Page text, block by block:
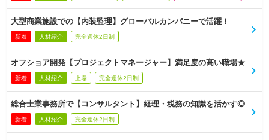
大型商業施設での【内装監理】グローバルカンパニーで活躍！
新着 人材紹介 完全週休2日制
オフショア開発【プロジェクトマネージャー】満足度の高い職場★
新着 人材紹介 上場 完全週休2日制
総合士業事務所で【コンサルタント】経理・税務の知識を活かす◎
新着 人材紹介 完全週休2日制